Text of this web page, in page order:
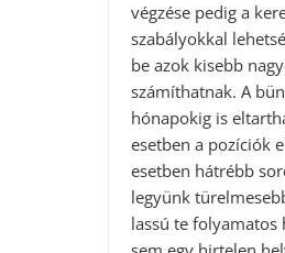
végzése pedig a
szabályokkal
be azok kisebb
számíthatnak. A
hónapokig is
esetben a pozíciók
esetben hátrébb
legyünk
lassú te folyamatos